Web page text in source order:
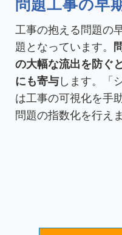
問題工事の早
工事の抱える問題の
題となっています。
の大幅な流出を防ぐ
にも寄与 します。「
は工事の可視化を手
問題の指数化を行えま